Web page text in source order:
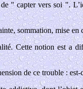
" capter vers soi ".
sommation, mise en
Cette notion est a
de ce trouble :